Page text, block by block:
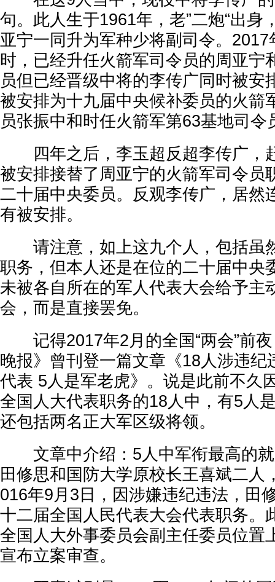
句。此人生于1961年，老”二炮“出身
亚宁一同升为军种少将副司令。
时，已经升任火箭军司令员的周亚宁
员但已经晋级中将的李传广同时被安
被安排为十九届中央候补委员的火箭
员张振中和时任火箭军第63基地司令
四年之后，李玉超反超李传广，
被安排接替了周亚宁的火箭军司令员
二十届中央委员。反观李传广，居然
有被安排。
请注意，如上这九个人，包括虽
职务，但本人还是在位的二十届中央
未被各自所在的军人代表大会给予主
会，而是直接罢免。
记得2017年2月的全国“两会”前夜
晚报》曾刊登一篇文章《18人涉违纪
代表 5人是军老虎》。说是此前不久
全国人大代表职务的18人中，有5人
还包括两名正大军区级将领。
文章中介绍：5人中军衔最高的就
田修思和国防大学原校长王喜斌二人
016年9月3日，因涉嫌违纪违法，田
十二届全国人民代表大会代表职务。
全国人大外事委员会副主任委员位置
宣布立案审查。